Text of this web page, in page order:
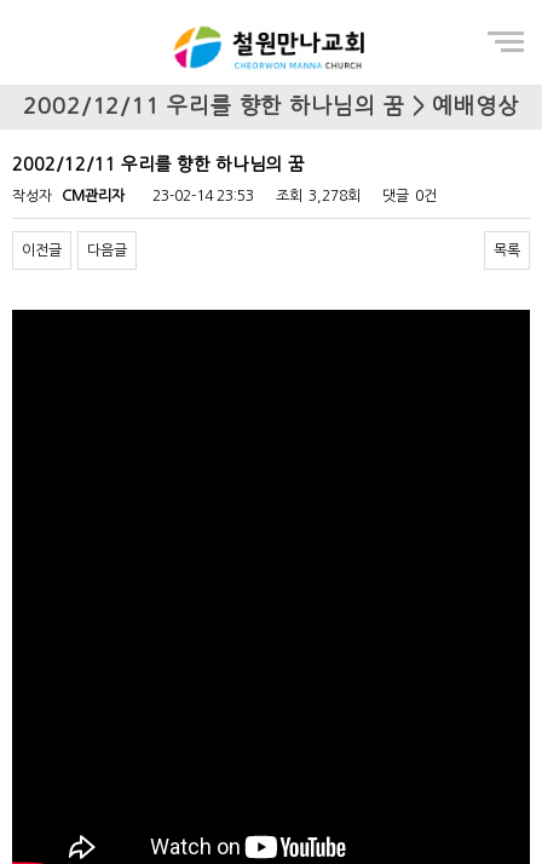
2002/12/11 우리를 향한 하나님의 꿈 > 예배영상
2002/12/11 우리를 향한 하나님의 꿈
작성자 CM관리자 23-02-14 23:53 조회 3,278회 댓글 0건
이전글 다음글 목록